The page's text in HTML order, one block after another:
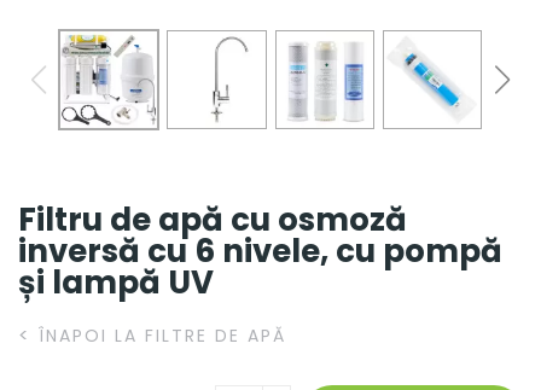
Filtru de apă cu osmoză
inversă cu 6 nivele, cu pompă
și lampă UV
< ÎNAPOI LA FILTRE DE APĂ